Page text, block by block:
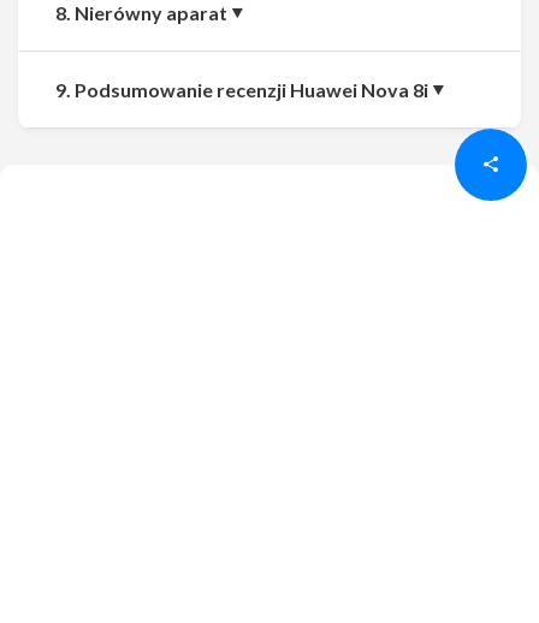
Udostępnij Udostępnij
8. Nierówny aparat
9. Podsumowanie recenzji Huawei Nova 8i